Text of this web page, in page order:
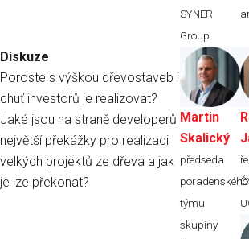
SYNER
Group
Diskuze
Poroste s výškou dřevostaveb i
chuť investorů je realizovat?
Jaké jsou na straně developerů
největší překážky pro realizaci
velkých projektů ze dřeva a jak
je lze překonat?
Martin
Skalický
předseda
poradenského
týmu
skupiny